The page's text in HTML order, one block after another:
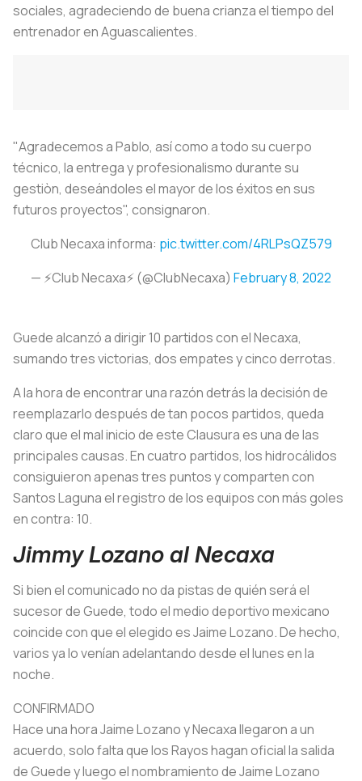
sociales, agradeciendo de buena crianza el tiempo del
entrenador en Aguascalientes.
"Agradecemos a Pablo, así como a todo su cuerpo
técnico, la entrega y profesionalismo durante su
gestiòn, deseándoles el mayor de los éxitos en sus
futuros proyectos", consignaron.
Club Necaxa informa: pic.twitter.com/4RLPsQZ579
— ⚡️Club Necaxa⚡️ (@ClubNecaxa) February 8, 2022
Guede alcanzó a dirigir 10 partidos con el Necaxa,
sumando tres victorias, dos empates y cinco derrotas.
A la hora de encontrar una razón detrás la decisión de
reemplazarlo después de tan pocos partidos, queda
claro que el mal inicio de este Clausura es una de las
principales causas. En cuatro partidos, los hidrocálidos
consiguieron apenas tres puntos y comparten con
Santos Laguna el registro de los equipos con más goles
en contra: 10.
Jimmy Lozano al Necaxa
Si bien el comunicado no da pistas de quién será el
sucesor de Guede, todo el medio deportivo mexicano
coincide con que el elegido es Jaime Lozano. De hecho,
varios ya lo venían adelantando desde el lunes en la
noche.
CONFIRMADO
Hace una hora Jaime Lozano y Necaxa llegaron a un
acuerdo, solo falta que los Rayos hagan oficial la salida
de Guede y luego el nombramiento de Jaime Lozano